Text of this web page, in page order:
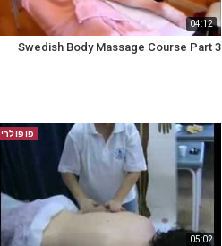
04:12
Swedish Body Massage Course Part 3
05:02
פופולרי